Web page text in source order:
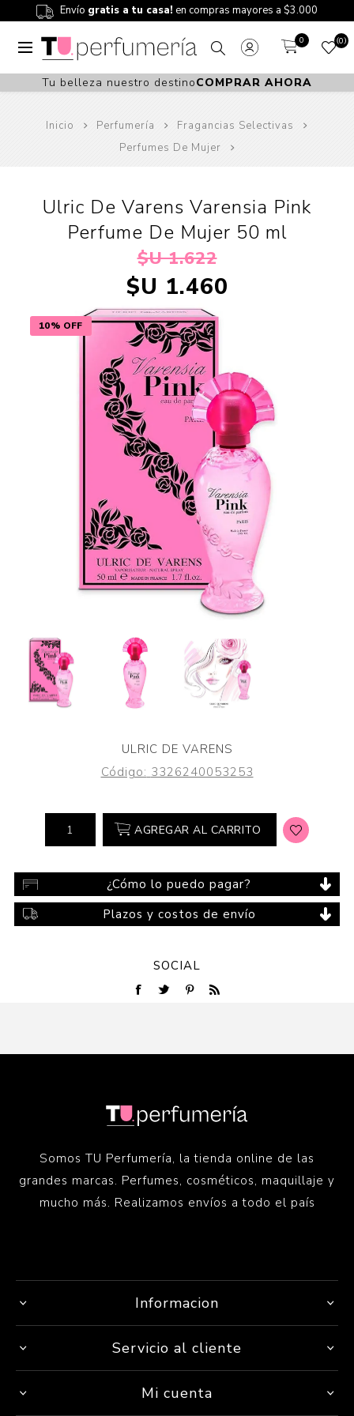
Envío gratis a tu casa! en compras mayores a $3.000
0 0
Tu belleza nuestro destinoCOMPRAR AHORA
Inicio Perfumería
Fragancias Selectivas
Perfumes De Mujer
10% OFF
Ulric De Varens Varensia Pink
Perfume De Mujer 50 ml
$U 1.622
$U 1.460
ULRIC DE VARENS
Código: 3326240053253
AGREGAR AL CARRITO
¿Cómo lo puedo pagar?
Plazos y costos de envío
SOCIAL
Somos TU Perfumería, la tienda online de las
grandes marcas. Perfumes, cosméticos, maquillaje y
mucho más. Realizamos envíos a todo el país
Informacion
Servicio al cliente
Mi cuenta